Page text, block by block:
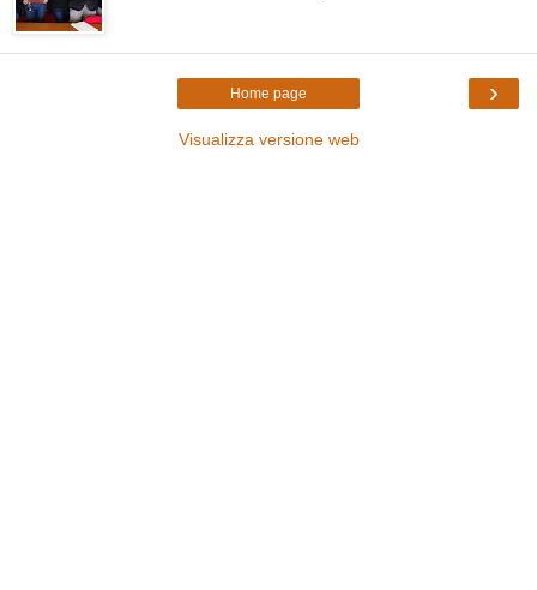
›
Home page
Visualizza versione web